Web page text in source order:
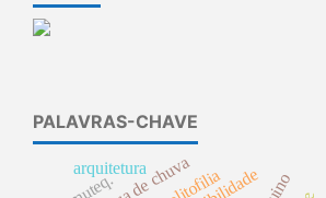
PALAVRAS-CHAVE
arquitetura